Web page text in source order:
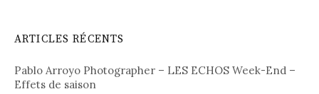
ARTICLES RÉCENTS
Pablo Arroyo Photographer – LES ECHOS Week-End –
Effets de saison